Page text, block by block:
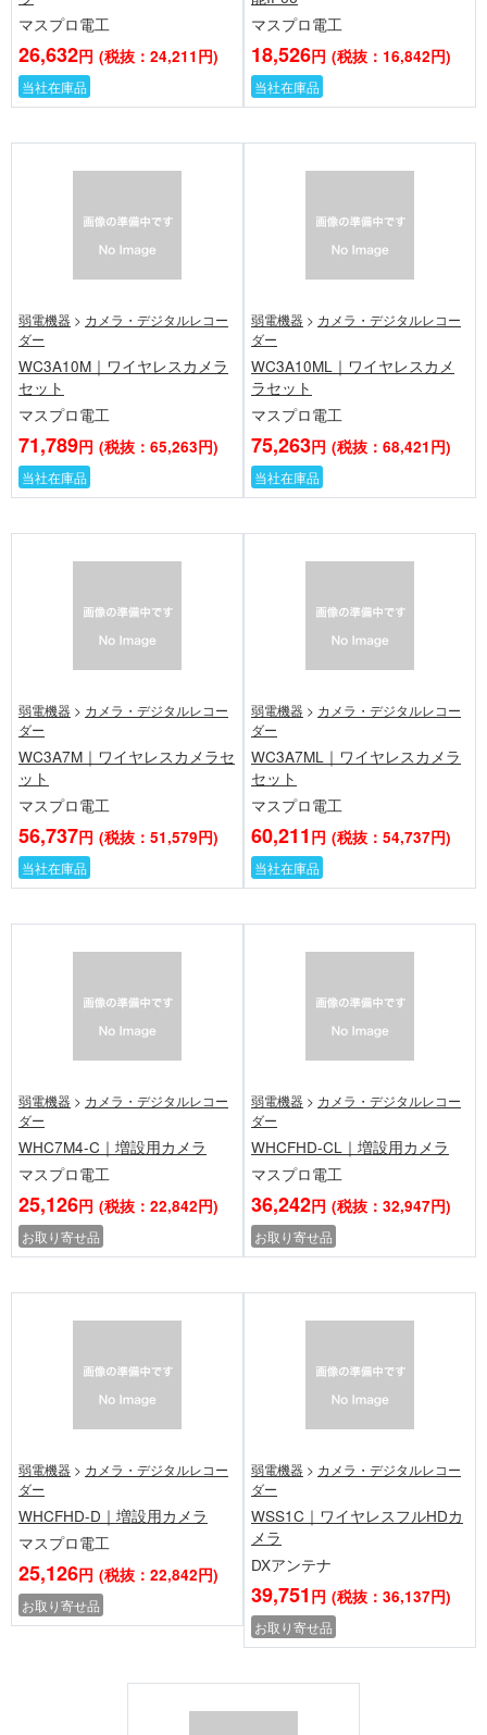
マスプロ電工
26,632円 (税抜：24,211円)
当社在庫品
マスプロ電工
18,526円 (税抜：16,842円)
当社在庫品
弱電機器 > カメラ・デジタルレコー
ダー
WC3A10M｜ワイヤレスカメラ
セット
マスプロ電工
71,789円 (税抜：65,263円)
当社在庫品
弱電機器 > カメラ・デジタルレコー
ダー
WC3A10ML｜ワイヤレスカメ
ラセット
マスプロ電工
75,263円 (税抜：68,421円)
当社在庫品
弱電機器 > カメラ・デジタルレコー
ダー
WC3A7M｜ワイヤレスカメラセ
ット
マスプロ電工
56,737円 (税抜：51,579円)
当社在庫品
弱電機器 > カメラ・デジタルレコー
ダー
WC3A7ML｜ワイヤレスカメラ
セット
マスプロ電工
60,211 円 (税抜：54,737円)
当社在庫品
弱電機器 > カメラ・デジタルレコー
ダー
WHC7M4-C｜増設用カメラ
マスプロ電工
25,126円 (税抜：22,842円)
お取り寄せ品
弱電機器 > カメラ・デジタルレコー
ダー
WHCFHD-CL｜増設用カメラ
マスプロ電工
36,242円 (税抜：32,947円)
お取り寄せ品
弱電機器 > カメラ・デジタルレコー
ダー
WHCFHD-D｜増設用カメラ
マスプロ電工
25,126円 (税抜：22,842円)
お取り寄せ品
弱電機器 > カメラ・デジタルレコー
ダー
WSS1C｜ワイヤレスフルHDカ
メラ
DXアンテナ
39,751 円 (税抜：36,137円)
お取り寄せ品